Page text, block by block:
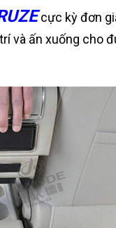
cực kỳ đơn
và ấn xuống cho